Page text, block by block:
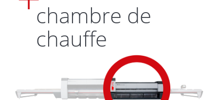
chambre de
chauffe